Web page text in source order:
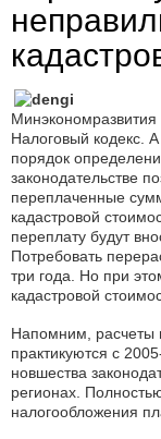
Налоговый кодекс.
порядок
законодательстве
переплаченные
кадастровой
переплату будут
Потребовать
три года. Но при
кадастровой
Напомним, расчеты
практикуются с
новшества
регионах.
налогообложения